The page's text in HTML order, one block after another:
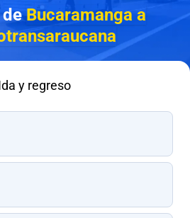
deBucaramanga a
y regreso